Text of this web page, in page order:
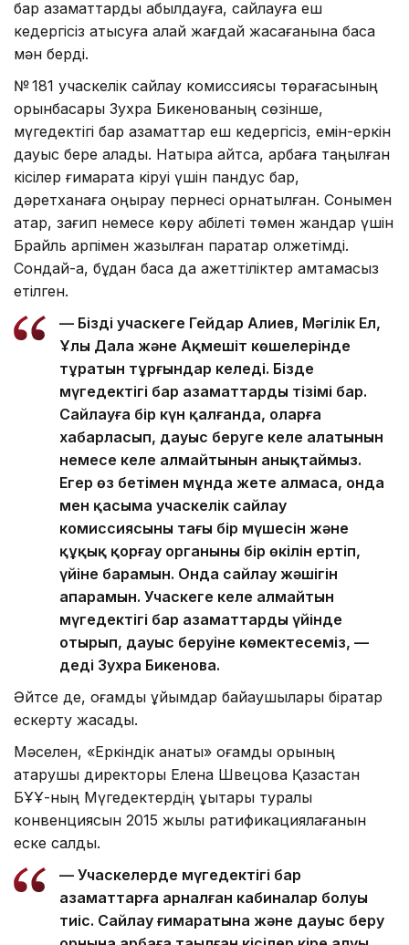
бар азаматтарды қабылдауға, сайлауға еш
кедергісіз қатысуға қалай жағдай жасағанына баса
мән берді.
№ 181 учаскелік сайлау комиссиясы төрағасының
орынбасары Зухра Бикенованың сөзінше,
мүгедектігі бар азаматтар еш кедергісіз, емін-еркін
дауыс бере алады. Нақтырақ айтсақ, арбаға таңылған
кісілер ғимаратқа кіруі үшін пандус бар,
дәретханаға қоңырау пернесі орнатылған. Сонымен
қатар, зағип немесе көру қабілеті төмен жандар үшін
Брайль қарпімен жазылған парақтар қолжетімді.
Сондай-ақ, бұдан басқа да қажеттіліктер қамтамасыз
етілген.
— Біздің учаскеге Гейдар Алиев, Мәңгілік Ел,
Ұлы Дала және Ақмешіт көшелерінде
тұратын тұрғындар келеді. Бізде
мүгедектігі бар азаматтардың тізімі бар.
Сайлауға бір күн қалғанда, оларға
хабарласып, дауыс беруге келе алатынын
немесе келе алмайтынын анықтаймыз.
Егер өз бетімен мұнда жете алмаса, онда
мен қасыма учаскелік сайлау
комиссиясының тағы бір мүшесін және
құқық қорғау органының бір өкілін ертіп,
үйіне барамын. Онда сайлау жәшігін
апарамын. Учаскеге келе алмайтын
мүгедектігі бар азаматтардың үйінде
отырып, дауыс беруіне көмектесеміз, —
деді Зухра Бикенова.
Әйтсе де, қоғамдық ұйымдар байқаушылары бірқатар
ескерту жасады.
Мәселен, «Еркіндік қанаты» қоғамдық қорының
атқарушы директоры Елена Швецова Қазақстан
БҰҰ-ның Мүгедектердің құқықтары туралы
конвенциясын 2015 жылы ратификациялағанын
еске салды.
— Учаскелерде мүгедектігі бар
азаматтарға арналған кабиналар болуы
тиіс. Сайлау ғимаратына және дауыс беру